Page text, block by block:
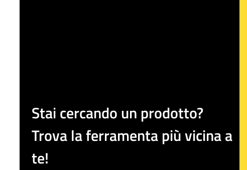
Stai cercando un prodotto?
Trova la ferramenta più vicina a
te!